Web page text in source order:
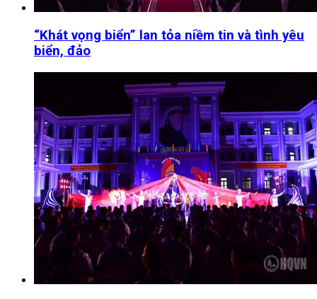
“Khát vọng biển” lan tỏa niềm tin và tình yêu
biển, đảo